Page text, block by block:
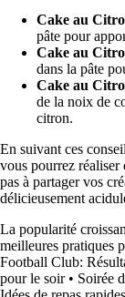
Cake au
pâte pour
Cake au
dans la pâte
Cake au
de la noix de
citron.
En suivant ces
vous pourrez réaliser
pas à partager vos
délicieusement
La popularité
meilleures pratiques
Football Club:
pour le soir• Soirée